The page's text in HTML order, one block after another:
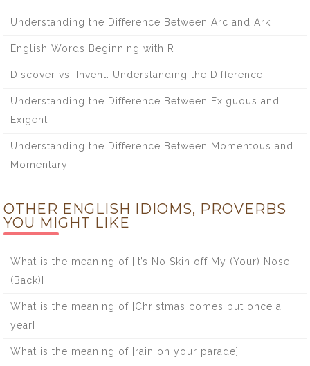
Understanding the Difference Between Arc and Ark
English Words Beginning with R
Discover vs. Invent: Understanding the Difference
Understanding the Difference Between Exiguous and
Exigent
Understanding the Difference Between Momentous and
Momentary
OTHER ENGLISH IDIOMS, PROVERBS
YOU MIGHT LIKE
What is the meaning of [It’s No Skin off My (Your) Nose
(Back)]
What is the meaning of [Christmas comes but once a
year]
What is the meaning of [rain on your parade]